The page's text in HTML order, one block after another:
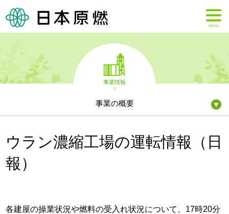
MENU
事業情報
事業の概要
ウラン濃縮工場の運転情報（日
報）
各建屋の操業状況や燃料の受入れ状況について、17時20分